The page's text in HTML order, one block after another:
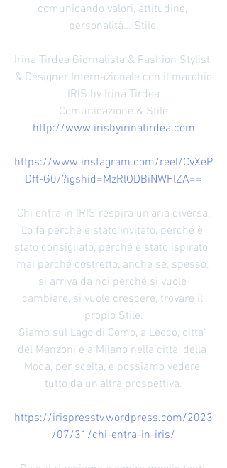
comunicando valori, attitudine,
personalità… Stile.
Irina Tirdea Giornalista & Fashion Stylist
& Designer Internazionale con il marchio
IRIS by Irina Tirdea
Comunicazione & Stile
http://www.irisbyirinatirdea.com
https://www.instagram.com/reel/CvXeP
Dft-G0/?igshid=MzRlODBiNWFlZA==
Chi entra in IRIS respira un’aria diversa.
Lo fa perché è stato invitato, perché è
stato consigliato, perché è stato ispirato,
mai perché costretto, anche se, spesso,
si arriva da noi perché si vuole
cambiare, si vuole crescere, trovare il
propio Stile.
Siamo sul Lago di Como, a Lecco, citta‘
del Manzoni e a Milano nella citta’ della
Moda, per scelta, e possiamo vedere
tutto da un’altra prospettiva.
https://irispresstv.wordpress.com/2023
/07/31/chi-entra-in-iris/